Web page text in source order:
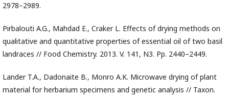
2978–2989.
Pirbalouti A.G., Mahdad E., Craker L. Effects of drying methods on
qualitative and quantitative properties of essential oil of two basil
landraces // Food Chemistry. 2013. V. 141, N3. Pp. 2440–2449.
Lander T.A., Dadonaite B., Monro A.K. Microwave drying of plant
material for herbarium specimens and genetic analysis // Taxon.